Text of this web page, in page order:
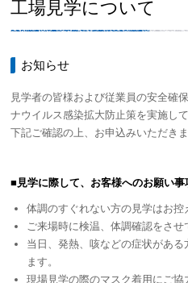
工場見学について
お知らせ
見学者の皆様および従業員の安全確
ナウイルス感染拡大防止策を実施して
下記ご確認の上、お申込みいただき
■見学に際して、お客様へのお願い事
体調のすぐれない方の見学はお控
ご来場時に検温、体調確認をさせ
当日、発熱、咳などの症状があ
ます。
現場見学の際のマスク着用にご協